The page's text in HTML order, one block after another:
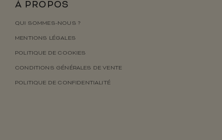
À PROPOS
QUI SOMMES-NOUS ?
MENTIONS LÉGALES
POLITIQUE DE COOKIES
CONDITIONS GÉNÉRALES DE VENTE
POLITIQUE DE CONFIDENTIALITÉ